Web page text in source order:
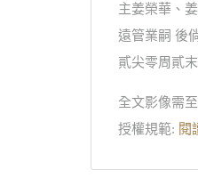
主姜榮華、
遠管業嗣 後
貳尖零周貳
全文影像需
授權規範: 閱